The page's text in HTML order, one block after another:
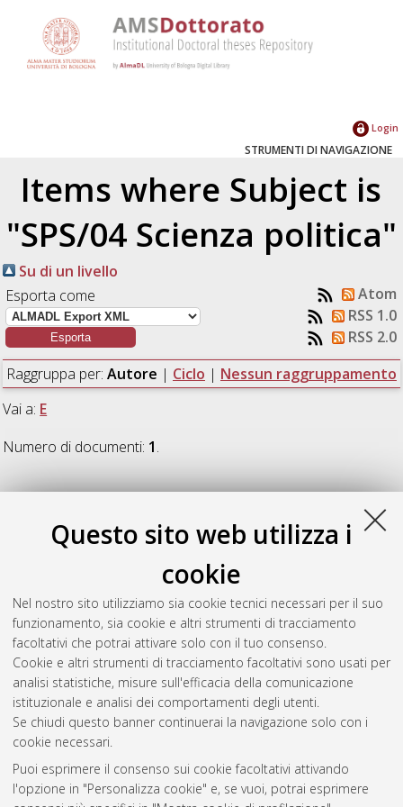
Questo sito web utilizza i
cookie
Nel nostro sito utilizziamo sia cookie tecnici necessari per il suo
funzionamento, sia cookie e altri strumenti di tracciamento
facoltativi che potrai attivare solo con il tuo consenso.
Cookie e altri strumenti di tracciamento facoltativi sono usati per
analisi statistiche, misure sull'efficacia della comunicazione
istituzionale e analisi dei comportamenti degli utenti.
Se chiudi questo banner continuerai la navigazione solo con i
cookie necessari.
Puoi esprimere il consenso sui cookie facoltativi attivando
l'opzione in "Personalizza cookie" e, se vuoi, potrai esprimere
Login
STRUMENTI DI NAVIGAZIONE
Items where Subject is
"SPS/04 Scienza politica"
Su di un livello
Esporta come
Atom
RSS 1.0
RSS 2.0
Raggruppa per: Autore | Ciclo | Nessun raggruppamento
Vai a: E
Numero di documenti: 1.
E
Elliott, Katrin(2013) The Right to Voice: Its Realization by
Estonian and American Parents in Public Schools
thesis], Alma Mater Studiorum Università di Bologna.
Dottorato di ricerca inDiversity management and governance
25 Ciclo. DOI 10.6092/unibo/amsdottorato/5863.
Questa lista e' stata generata ilSat Aug 8 20:32:24 2026
Atom
Rss 1.0